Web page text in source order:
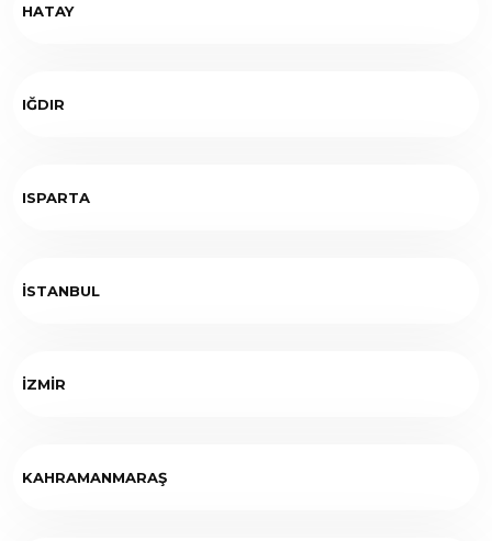
HATAY
IĞDIR
ISPARTA
İSTANBUL
İZMİR
KAHRAMANMARAŞ